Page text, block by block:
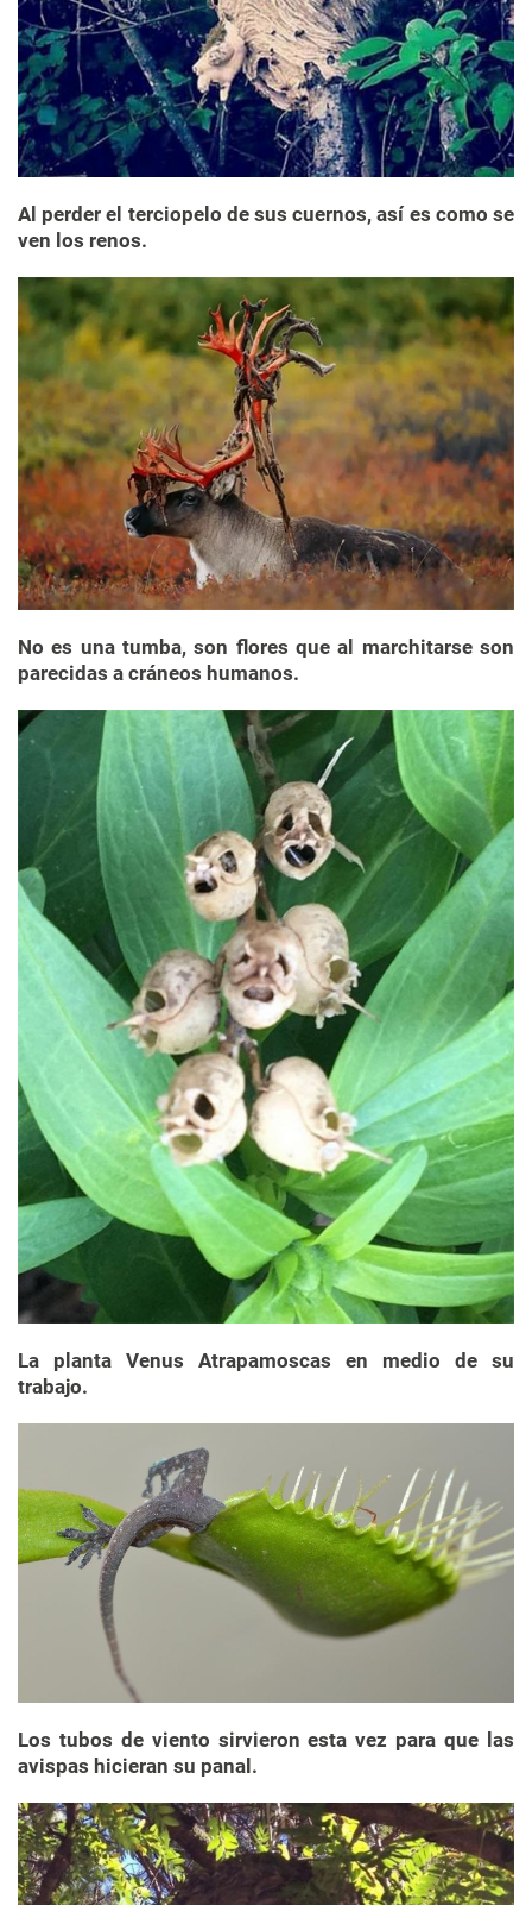
Al perder el terciopelo de sus cuernos, así es como se
ven los renos.
No es una tumba, son flores que al marchitarse son
parecidas a cráneos humanos.
La planta Venus Atrapamoscas en medio de su
trabajo.
Los tubos de viento sirvieron esta vez para que las
avispas hicieran su panal.